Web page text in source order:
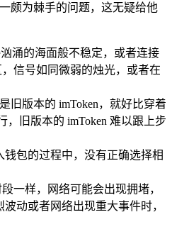
颇为棘手的问题，这无疑给他
涌的海面般不稳定，或者连接
信号如同微弱的烛光，或者在
旧版本的 imToken，就好比穿着
旧版本的 imToken 难以跟上步
包的过程中，没有正确选择相
一样，网络可能会出现拥堵，
动或者网络出现重大事件时，